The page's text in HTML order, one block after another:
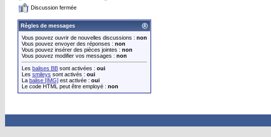
Discussion fermée
Règles de messages
Vous pouvez ouvrir de nouvelles discussions : non
Vous pouvez envoyer des réponses : non
Vous pouvez insérer des pièces jointes : non
Vous pouvez modifier vos messages : non
Les balises BB sont activées : oui
Les smileys sont activés : oui
La balise [IMG] est activée : oui
Le code HTML peut être employé : non